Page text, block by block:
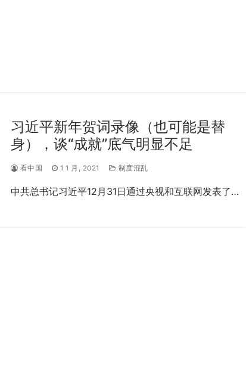
习近平新年贺词录像（也可能是替
身），谈“成就”底气明显不足
看中国 1 1 月, 2021 制度混乱
中共总书记习近平12月31日通过央视和互联网发表了…